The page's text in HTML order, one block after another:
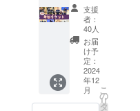
る方に
オスス
メの一
本で
す。
参加者
限定
LINE
オープ
ントー
クで事
前交
流・終
了後の
写真動
料等を
含む金
額で
す。
ト】 ・
「菖蒲
稽古会
in富
山」参
加チ
ケット
です！
・2024
年12月7
支援
者：
40人
お届
け予
定：
2024
年12
月
こ
の
リ
タ